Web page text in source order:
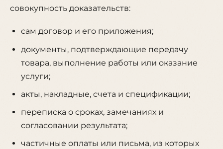
совокупность доказательств:
сам договор и его приложения;
документы, подтверждающие передачу
товара, выполнение работы или оказание
услуги;
акты, накладные, счета и спецификации;
переписка о сроках, замечаниях и
согласовании результата;
частичные оплаты или письма, из которых